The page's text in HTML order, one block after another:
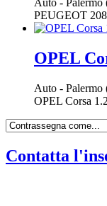
Auto - Palermo
PEUGEOT
OPEL
Auto - Palermo
OPEL Corsa
Contatta